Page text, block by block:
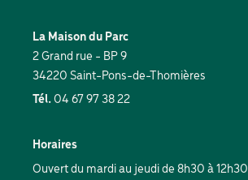
La Maison du Parc
2 Grand rue - BP 9
34220 Saint-Pons-de-Thomières
Tél.04 67 97 38 22
Horaires
Ouvert du mardi au jeudi de 8h30 à 12h30